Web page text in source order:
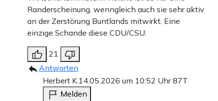
Randerscheinung, wenngleich auch sie sehr aktiv
an der Zerstörung Buntlands mitwirkt. Eine
einzige Schande diese CDU/CSU.
21
Antworten
Herbert K.14.05.2026 um 10:52 Uhr87T
Melden